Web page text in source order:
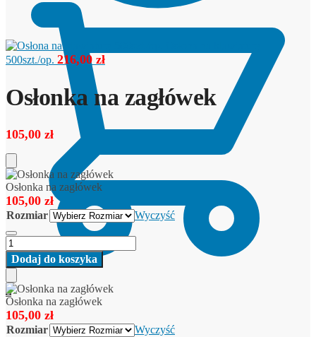
0
500szt./op. 216,00 zł
Osłonka na zagłówek
105,00 zł
Add
to
Cart
Osłonka na zagłówek
105,00 zł
Rozmiar Wyczyść
ilość
Osłonka
na
zagłówek
Dodaj do koszyka
Add
to
Cart
Osłonka na zagłówek
105,00 zł
Rozmiar Wyczyść